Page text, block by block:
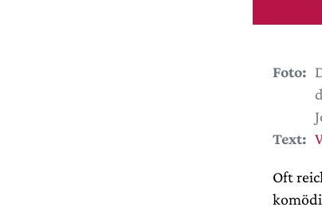
Foto:
Text:
Oft